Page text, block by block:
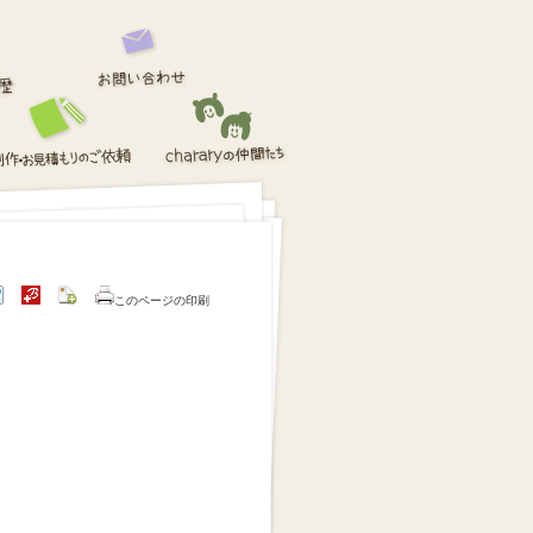
このページの印刷